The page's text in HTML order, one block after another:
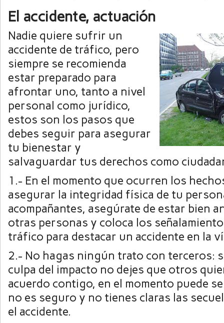
El accidente, actuación
Nadie quiere sufrir un
accidente de tráfico, pero
siempre se recomienda
estar preparado para
afrontar uno, tanto a nivel
personal como jurídico,
estos son los pasos que
debes seguir para asegurar
tu bienestar y
salvaguardar tus derechos como
1.- En el momento que ocurren los
asegurar la integridad física de tu
acompañantes, asegúrate de estar bien
otras personas y coloca los
tráfico para destacar un accidente en la
2.- No hagas ningún trato con terceros:
culpa del impacto no dejes que otros
acuerdo contigo, en el momento puede
no es seguro y no tienes claras las
el accidente.